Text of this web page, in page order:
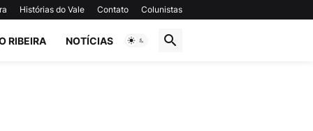
Histórias do Vale Contato Colunistas
RIBEIRA NOTÍCIAS